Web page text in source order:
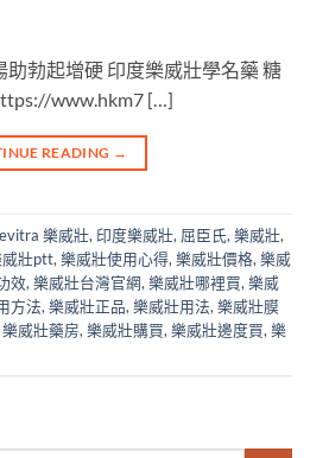
勃起增硬 印度樂威壯學名藥 糖
www.hkm7 […]
READING →
樂威壯, 印度樂威壯, 屈臣氏, 樂威壯,
威壯ptt, 樂威壯使用心得, 樂威壯價格, 樂威
效, 樂威壯台灣官網, 樂威壯哪裡買, 樂威
方法, 樂威壯正品, 樂威壯用法, 樂威壯膜
樂威壯藥房, 樂威壯購買, 樂威壯邊度買, 樂